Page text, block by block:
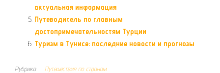
актуальная информация
Путеводитель по главным
достопримечательностям Турции
Туризм в Тунисе: последние новости и прогнозы
Рубрика Путешествия по странам